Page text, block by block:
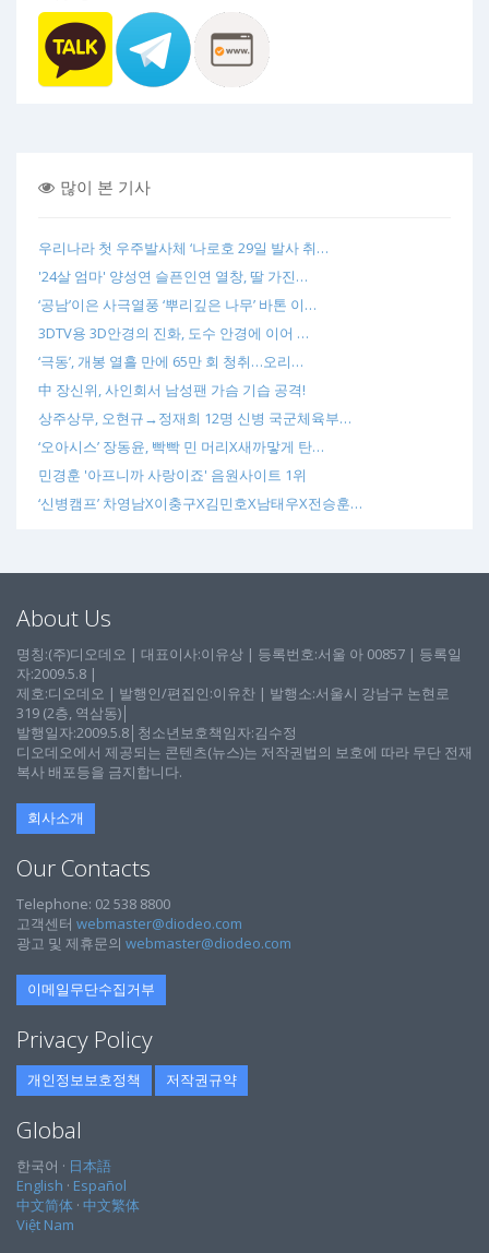
많이 본 기사
우리나라 첫 우주발사체 ‘나로호 29일 발사 취…
'24살 엄마' 양성연 슬픈인연 열창, 딸 가진…
‘공남’이은 사극열풍 ‘뿌리깊은 나무’ 바톤 이…
3DTV용 3D안경의 진화, 도수 안경에 이어 …
‘극동’, 개봉 열흘 만에 65만 회 청취…오리…
中 장신위, 사인회서 남성팬 가슴 기습 공격!
상주상무, 오현규→정재희 12명 신병 국군체육부…
‘오아시스’ 장동윤, 빡빡 민 머리X새까맣게 탄…
민경훈 '아프니까 사랑이죠' 음원사이트 1위
‘신병캠프’ 차영남X이충구X김민호X남태우X전승훈…
About Us
명칭:(주)디오데오 | 대표이사:이유상 | 등록번호:서울 아 00857 | 등록일
자:2009.5.8 |
제호:디오데오 | 발행인/편집인:이유찬 | 발행소:서울시 강남구 논현로
319 (2층, 역삼동)│
발행일자:2009.5.8│청소년보호책임자:김수정
디오데오에서 제공되는 콘텐츠(뉴스)는 저작권법의 보호에 따라 무단 전재
복사 배포등을 금지합니다.
회사소개
Our Contacts
Telephone: 02 538 8800
고객센터 webmaster@diodeo.com
광고 및 제휴문의 webmaster@diodeo.com
이메일무단수집거부
Privacy Policy
개인정보보호정책 저작권규약
Global
한국어 · 日本語
English · Español
中文简体 · 中文繁体
Việt Nam